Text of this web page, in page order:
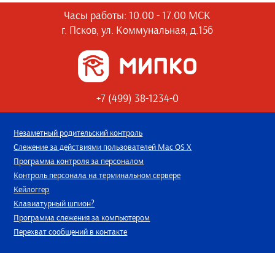
Часы работы: 10.00 - 17.00 МСК
г. Псков, ул. Коммунальная, д.15б
+7 (499) 38-1234-0
Незаметный родительский контроль
Слежение за действиями пользователей Mac OS X
Программа контроля за персоналом
Контроль персонала на терминальном сервере
Кейлоггер
Клавиатурный шпион?
Программа слежения за компьютером
Перехват сообщений в контакте